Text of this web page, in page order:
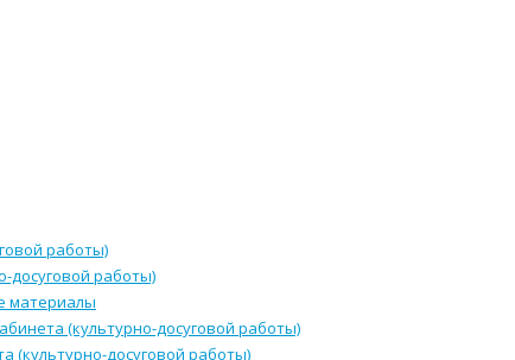
работы)
досуговой работы)
материалы
(культурно-досуговой работы)
(культурно-досуговой работы)